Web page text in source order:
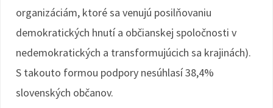
organizáciám, ktoré sa venujú posilňovaniu
demokratických hnutí a občianskej spoločnosti v
nedemokratických a transformujúcich sa krajinách).
S takouto formou podpory nesúhlasí 38,4%
slovenských občanov.